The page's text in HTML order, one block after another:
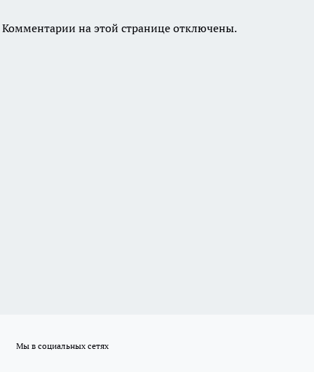
Комментарии на этой странице отключены.
Мы в социальных сетях